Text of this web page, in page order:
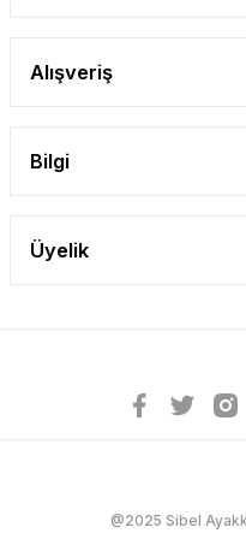
Alışveriş
Bilgi
Üyelik
@2025 Sibel